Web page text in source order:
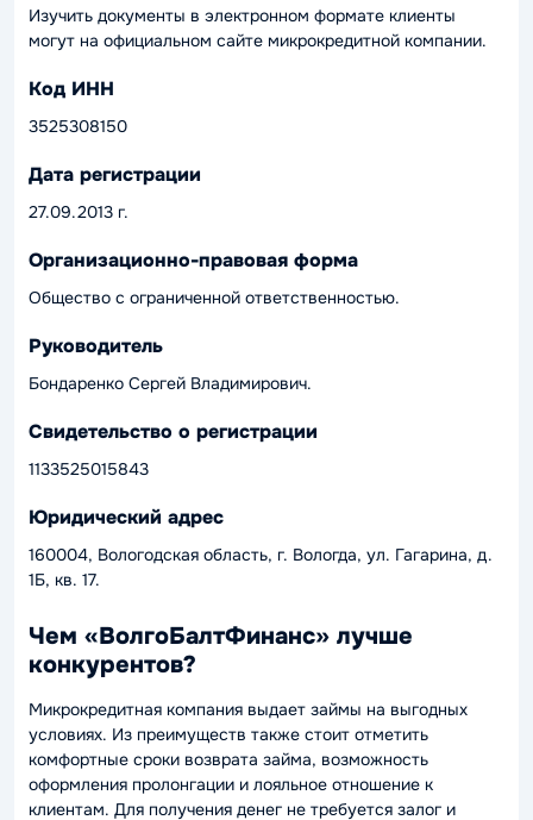
Изучить документы в электронном формате клиенты
могут на официальном сайте микрокредитной компании.
Код ИНН
3525308150
Дата регистрации
27.09.2013 г.
Организационно-правовая форма
Общество с ограниченной ответственностью.
Руководитель
Бондаренко Сергей Владимирович.
Свидетельство о регистрации
1133525015843
Юридический адрес
160004, Вологодская область, г. Вологда, ул. Гагарина, д.
1Б, кв. 17.
Чем «ВолгоБалтФинанс» лучше
конкурентов?
Микрокредитная компания выдает займы на выгодных
условиях. Из преимуществ также стоит отметить
комфортные сроки возврата займа, возможность
оформления пролонгации и лояльное отношение к
клиентам. Для получения денег не требуется залог и